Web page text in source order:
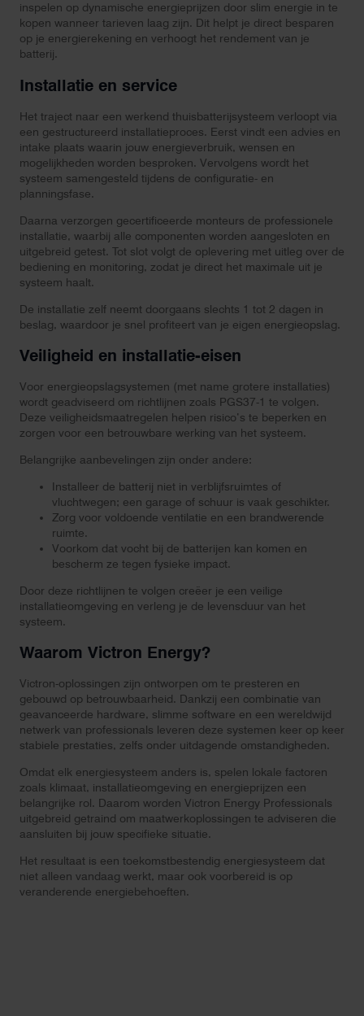
inspelen op dynamische energieprijzen door slim energie in te
kopen wanneer tarieven laag zijn. Dit helpt je direct besparen
op je energierekening en verhoogt het rendement van je
batterij.
Installatie en service
Het traject naar een werkend thuisbatterijsysteem verloopt via
een gestructureerd installatieproces. Eerst vindt een advies en
intake plaats waarin jouw energieverbruik, wensen en
mogelijkheden worden besproken. Vervolgens wordt het
systeem samengesteld tijdens de configuratie- en
planningsfase.
Daarna verzorgen gecertificeerde monteurs de professionele
installatie, waarbij alle componenten worden aangesloten en
uitgebreid getest. Tot slot volgt de oplevering met uitleg over de
bediening en monitoring, zodat je direct het maximale uit je
systeem haalt.
De installatie zelf neemt doorgaans slechts 1 tot 2 dagen in
beslag, waardoor je snel profiteert van je eigen energieopslag.
Veiligheid en installatie-eisen
Voor energieopslagsystemen (met name grotere installaties)
wordt geadviseerd om richtlijnen zoals PGS37-1 te volgen.
Deze veiligheidsmaatregelen helpen risico’s te beperken en
zorgen voor een betrouwbare werking van het systeem.
Belangrijke aanbevelingen zijn onder andere:
Installeer de batterij niet in verblijfsruimtes of
vluchtwegen; een garage of schuur is vaak geschikter.
Zorg voor voldoende ventilatie en een brandwerende
ruimte.
Voorkom dat vocht bij de batterijen kan komen en
bescherm ze tegen fysieke impact.
Door deze richtlijnen te volgen creëer je een veilige
installatieomgeving en verleng je de levensduur van het
systeem.
Waarom Victron Energy?
Victron-oplossingen zijn ontworpen om te presteren en
gebouwd op betrouwbaarheid. Dankzij een combinatie van
geavanceerde hardware, slimme software en een wereldwijd
netwerk van professionals leveren deze systemen keer op keer
stabiele prestaties, zelfs onder uitdagende omstandigheden.
Omdat elk energiesysteem anders is, spelen lokale factoren
zoals klimaat, installatieomgeving en energieprijzen een
belangrijke rol. Daarom worden Victron Energy Professionals
uitgebreid getraind om maatwerkoplossingen te adviseren die
aansluiten bij jouw specifieke situatie.
Het resultaat is een toekomstbestendig energiesysteem dat
niet alleen vandaag werkt, maar ook voorbereid is op
veranderende energiebehoeften.